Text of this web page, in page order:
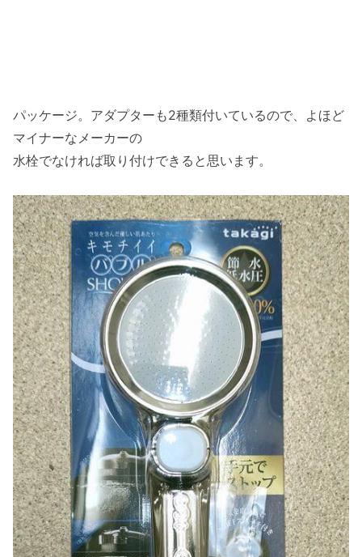
パッケージ。アダプターも2種類付いているので、よほど
マイナーなメーカーの
水栓でなければ取り付けできると思います。